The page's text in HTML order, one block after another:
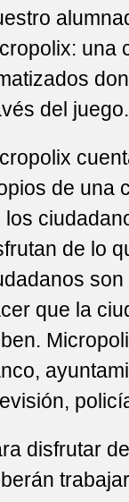
una
del juego.
de una
los
de lo
que la
disfrutar